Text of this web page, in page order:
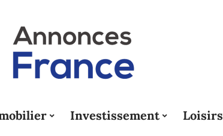
Investissement Loisirs